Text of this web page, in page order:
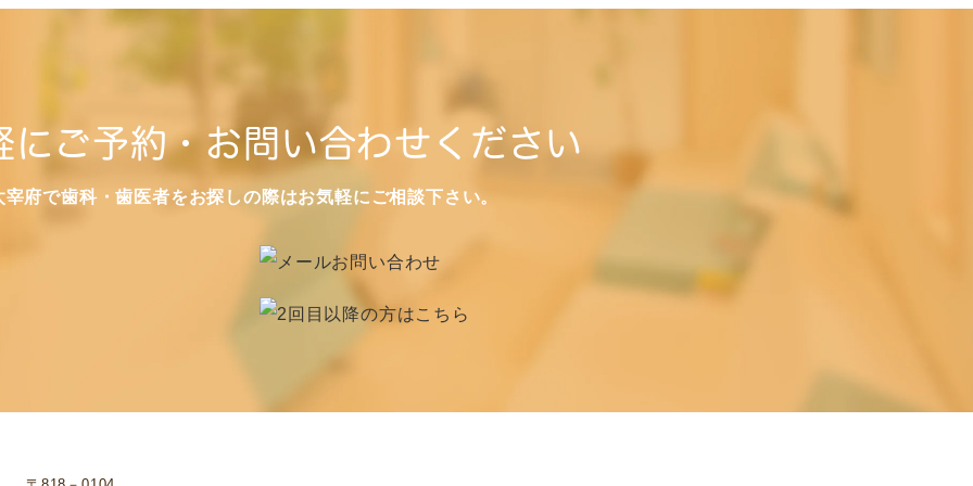
にご予約・お問い合わせください
宰府で歯科・歯医者をお探しの際はお気軽にご相談下さい。